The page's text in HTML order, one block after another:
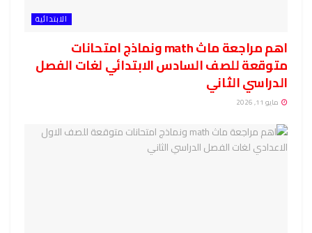
الابتدائية
اهم مراجعة ماث math ونماذج امتحانات
متوقعة للصف السادس الابتدائي لغات الفصل
الدراسي الثاني
مايو 11, 2026